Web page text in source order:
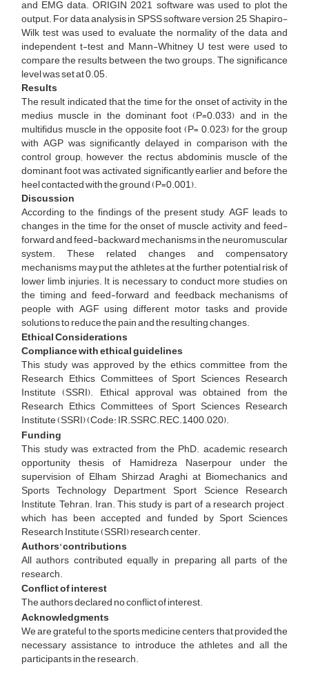
and EMG data. ORIGIN 2021 software was used to plot the
output. For data analysis in SPSS software version 25, Shapiro-
Wilk test was used to evaluate the normality of the data and
independent t-test and Mann-Whitney U test were used to
compare the results between the two groups. The significance
level was set at 0.05.
Results
The result indicated that the time for the onset of activity in the
medius muscle in the dominant foot (P=0.033) and in the
multifidus muscle in the opposite foot (P= 0.023) for the group
with AGP was significantly delayed in comparison with the
control group; however, the rectus abdominis muscle of the
dominant foot was activated significantly earlier and before the
heel contacted with the ground (P=0.001).
Discussion
According to the findings of the present study, AGF leads to
changes in the time for the onset of muscle activity and feed-
forward and feed-backward mechanisms in the neuromuscular
system. These related changes and compensatory
mechanisms may put the athletes at the further potential risk of
lower limb injuries. It is necessary to conduct more studies on
the timing and feed-forward and feedback mechanisms of
people with AGF using different motor tasks and provide
solutions to reduce the pain and the resulting changes.
Ethical Considerations
Compliance with ethical guidelines
This study was approved by the ethics committee from the
Research Ethics Committees of Sport Sciences Research
Institute (SSRI). Ethical approval was obtained from the
Research Ethics Committees of Sport Sciences Research
Institute (SSRI) (Code: IR.SSRC.REC.1400.020).
Funding
This study was extracted from the PhD. academic research
opportunity thesis of Hamidreza Naserpour under the
supervision of Elham Shirzad Araghi at Biomechanics and
Sports Technology Department, Sport Science Research
Institute, Tehran. Iran. This study is part of a research project ,
which has been accepted and funded by Sport Sciences
Research Institute (SSRI) research center.
Authors' contributions
All authors contributed equally in preparing all parts of the
research.
Conflict of interest
The authors declared no conflict of interest.
Acknowledgments
We are grateful to the sports medicine centers that provided the
necessary assistance to introduce the athletes and all the
participants in the research.